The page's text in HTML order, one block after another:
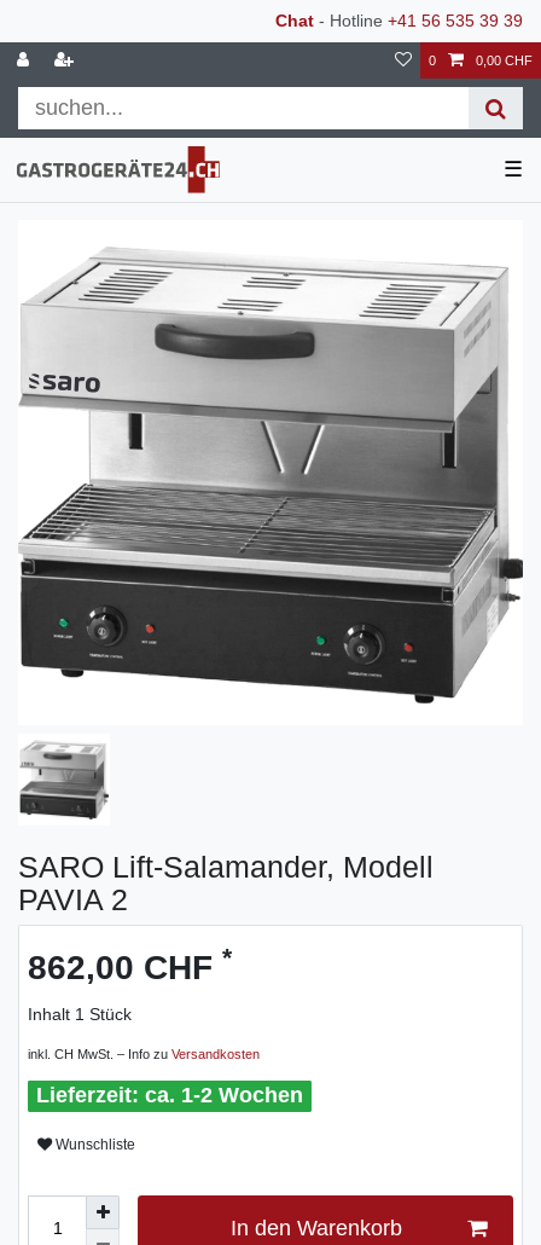
Chat - Hotline +41 56 535 39 39
0 0,00 CHF
☰
SARO Lift-Salamander, Modell
PAVIA 2
862,00 CHF *
Inhalt 1 Stück
inkl. CH MwSt. – Info zu Versandkosten
ca. 1-2 Wochen
Wunschliste
In den Warenkorb